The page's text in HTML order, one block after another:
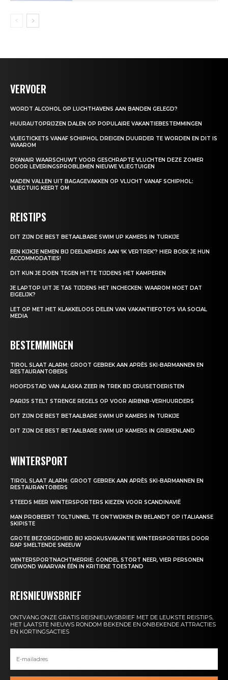
VERVOER
WORDT ALCOHOL OP LUCHTHAVENS AAN BANDEN GELEGD?
HUURAUTOPRIJZEN DALEN OP POPULAIRE VAKANTIEBESTEMMINGEN
VLIEGTICKETS VANAF SCHIPHOL DREIGEN DUURDER TE WORDEN EN DIT IS
WAAROM
RYANAIR WAARSCHUWT VOOR GESCHRAPTE VLUCHTEN DEZE ZOMER
DOOR LEVERINGSPROBLEMEN NIEUWE VLIEGTUIGEN
MADEN VALLEN UIT BAGAGEVAKKEN OP VLUCHT VANAF SCHIPHOL:
VLIEGTUIG KEERT OM
REISTIPS
DIT ZIJN DE BEST BETAALBARE SWIM UP KAMERS IN TURKIJE
EEN KIJKJE NEMEN BIJ DEELNEMERS AAN ‘IK VERTREK’? HIER BOEK JE HUN
ACCOMMODATIES!
DIT KUN JE DOEN TEGEN HITTE TIJDENS HET KAMPEREN
JE LAPTOP UIT JE TAS TIJDENS HET INCHECKEN: WAAROM MOET DAT
EIGELIJK?
LET OP MET HET KLAKKELOOS DELEN VAN VAKANTIEFOTO’S VIA SOCIAL
MEDIA
BESTEMMINGEN
TIROL SLAAT ALARM: GROOT GEBREK AAN APRÈS SKI-BARMANNEN EN
RESTAURANTOBERS
HOOFDSTAD VAN ALASKA ZEER IN TREK BIJ CRUISETOERISTEN
PARIJS STELT STRENGE REGELS OP VOOR AIRBNB-VERHUURDERS
DIT ZIJN DE BEST BETAALBARE SWIM UP KAMERS IN TURKIJE
DIT ZIJN DE BEST BETAALBARE SWIM UP KAMERS IN GRIEKENLAND
WINTERSPORT
TIROL SLAAT ALARM: GROOT GEBREK AAN APRÈS SKI-BARMANNEN EN
RESTAURANTOBERS
STEEDS MEER WINTERSPORTERS KIEZEN VOOR SCANDINAVIË
MAN PROBEERT TOLTUNNEL TE ONTWIJKEN EN BELANDT OP ITALIAANSE
SKIPISTE
GROTE BEZORGDHEID BIJ KROKUSVAKANTIE WINTERSPORTERS DOOR
RAP SMELTENDE SNEEUW
WINTERSPORTNACHTMERRIE: GONDEL STORT NEER, VIER PERSONEN
GEWOND WAARVAN ÉÉN IN KRITIEKE TOESTAND
REISNIEUWSBRIEF
ONTVANG ONZE GRATIS REISNIEUWSBRIEF MET DE LEUKSTE REISTIPS,
HET LAATSTE NIEUWS RONDOM BEKENDE EN ONBEKENDE ATTRACTIES
EN KORTINGSACTIES